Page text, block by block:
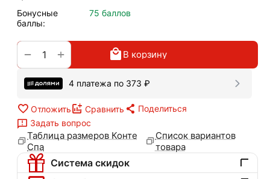
Бонусные
баллы:
75 баллов
+
− В корзину
4 платежа по 373 ₽
Отложить Сравнить
Поделиться
Задать вопрос
Таблица размеров Конте
Спа
Список вариантов
товара
Система скидок